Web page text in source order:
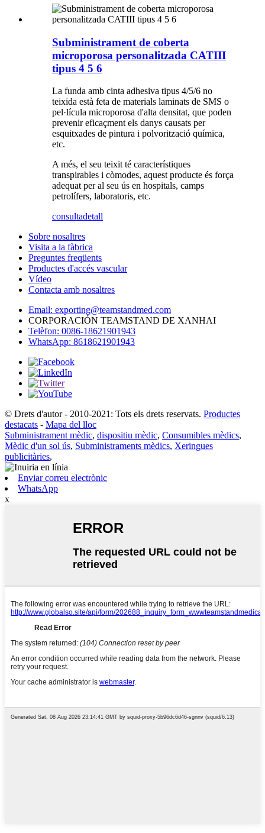
Subministrament de coberta
microporosa personalitzada CATIII
tipus 4 5 6
La funda amb cinta adhesiva tipus 4/5/6 no
teixida està feta de materials laminats de SMS o
pel·lícula microporosa d'alta densitat, que poden
prevenir eficaçment els danys causats per
esquitxades de pintura i polvorització química,
etc.
A més, el seu teixit té característiques
transpirables i còmodes, aquest producte és força
adequat per al seu ús en hospitals, camps
petrolífers, laboratoris, etc.
consultadetall
Sobre nosaltres
Visita a la fàbrica
Preguntes freqüents
Productes d'accés vascular
Vídeo
Contacta amb nosaltres
Email: exporting@teamstandmed.com
CORPORACIÓN TEAMSTAND DE XANHAI
Telèfon: 0086-18621901943
WhatsApp: 8618621901943
© Drets d'autor - 2010-2021: Tots els drets reservats. Productes
destacats - Mapa del lloc
Subministrament mèdic, dispositiu mèdic, Consumibles mèdics,
Mèdic d'un sol ús, Subministraments mèdics, Xeringues
publicitàries,
Enviar correu electrònic
WhatsApp
x